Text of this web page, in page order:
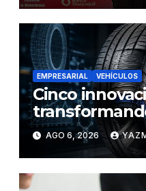
EMPRESARIAL VEHÍCULOS
Cinco
los
futuro de la
AGO 6, 2026